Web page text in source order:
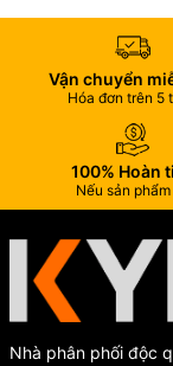
Vận chuyển
Hóa đơn trên 5
100% Hoàn
Nếu sản phẩm
Nhà phân phối độc